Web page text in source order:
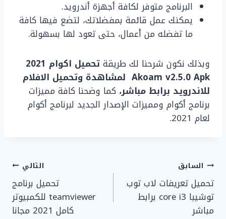
البرنامج متوفر لكافة أجهزة أندرويد.
يمكنك عمل قائمة بمفضلاتك، لتضع فيها كافة
ما تفضله من أعمال، حتى تعود لها بسهولة.
وبذلك نكون شرحنا لك طريقةتحميل اكوام 2021
Akoam v2.5.0 Apk لمشاهدة وتحميل الافلام
للاندرويد برابط مباشر، كما وضحنا كافة مميزات
برنامج أكوام ومميزات الإصدار الجديد لبرنامج أكوام
لعام 2021.
تصفّح
المقالات
السابق
تحميل تعريفات لاب توب
توشيبا core i3 برابط
مباشر
التالي
تحميل برنامج
teamviewer للكمبيوتر
كامل 2021 مجانا